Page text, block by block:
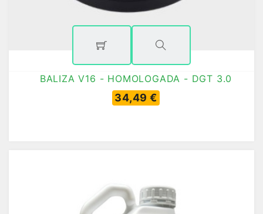
BALIZA V16 - HOMOLOGADA - DGT 3.0
34,49 €